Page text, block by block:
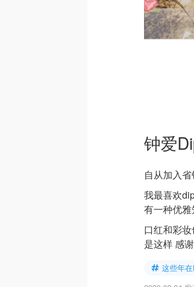
钟爱
自从加入
我最喜欢
有一种优雅
口红和彩
是这样 感
这些年